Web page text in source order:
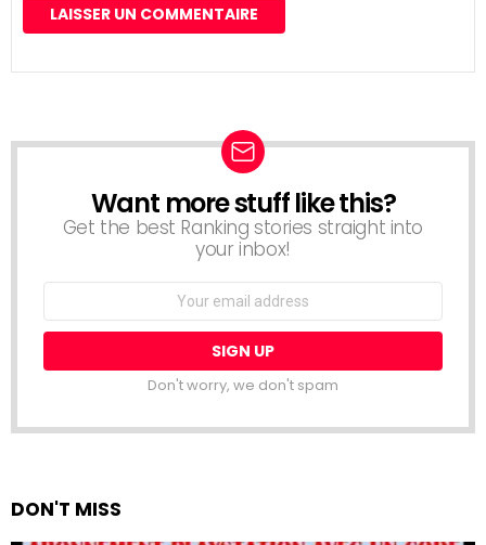
NEWSLETTER
Want more stuff like this?
Get the best Ranking stories straight into
your inbox!
Don't worry, we don't spam
DON'T MISS